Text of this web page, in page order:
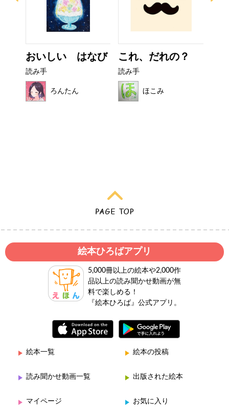
おいしい はなび
読み手
ろんたん
これ、だれの？
読み手
ほこみ
絵本ひろばアプリ
5,000冊以上の絵本や2,000作
品以上の読み聞かせ動画が無
料で楽しめる！
『絵本ひろば』公式アプリ。
絵本一覧 絵本の投稿
読み聞かせ動画一覧 出版された絵本
マイページ お気に入り